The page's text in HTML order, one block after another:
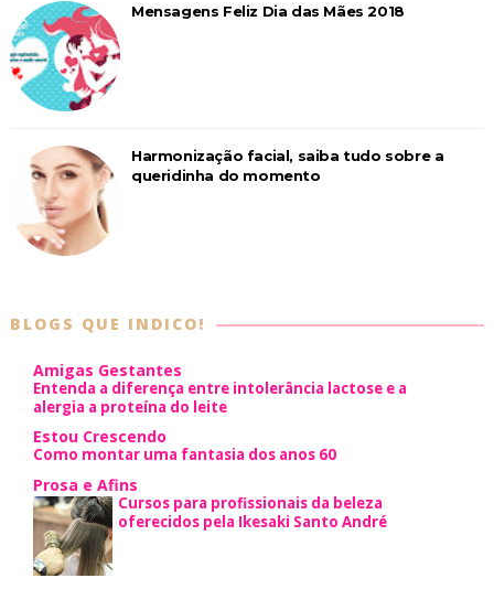
Mensagens Feliz Dia das Mães 2018
Harmonização facial, saiba tudo sobre a
queridinha do momento
BLOGS QUE INDICO!
Amigas Gestantes
Entenda a diferença entre intolerância lactose e a
alergia a proteína do leite
Estou Crescendo
Como montar uma fantasia dos anos 60
Prosa e Afins
Cursos para profissionais da beleza
oferecidos pela Ikesaki Santo André